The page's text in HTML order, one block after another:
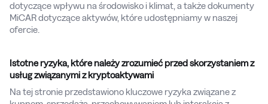
dotyczące wpływu na środowisko i klimat, a także dokumenty
MiCAR dotyczące aktywów, które udostępniamy w naszej
ofercie.
Istotne ryzyka, które należy zrozumieć przed skorzystaniem z
usług związanymi z kryptoaktywami
Na tej stronie przedstawiono kluczowe ryzyka związane z